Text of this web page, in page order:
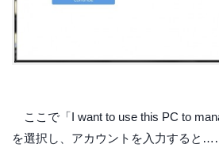
ここで「I want to use this PC to
を選択し、アカウントを入力すると